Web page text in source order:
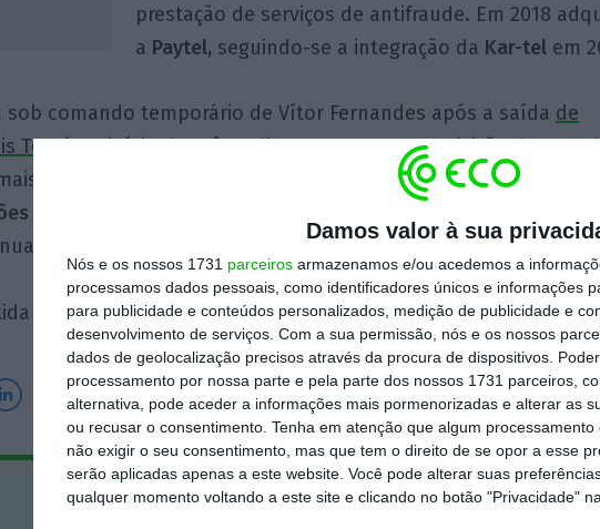
Damos valor à sua
Nós e os nossos 1731 parceiros armazenamos e/ou acedemos a
processamos dados pessoais, como identificadores únicos e informações
para publicidade e conteúdos personalizados, medição de publicidade e
desenvolvimento de serviços. Com a sua permissão, nós e os nossos
dados de geolocalização precisos através da procura de dispositivos.
processamento por nossa parte e pela parte dos nossos 1731 parceiros,
alternativa, pode aceder a informações mais pormenorizadas e alterar as
ou recusar o consentimento. Tenha em atenção que algum
não exigir o seu consentimento, mas que tem o direito de se opor a esse
serão aplicadas apenas a este website. Você pode alterar suas
qualquer momento voltando a este site e clicando no botão "Privacidade"
prestação de serviços de antifraude. Em 2018
a Paytel, seguindo-se a integração da Kar-telem
sob comando temporário de Vítor Fernandes após a saída de
Tomé no início do mês, adianta que com a aquisição da ITCard
de
eaproximadamente 35
em todo o mundo
pelos maiores bancos nacionais num modelo de coopetição.
Assine o ECO Premium